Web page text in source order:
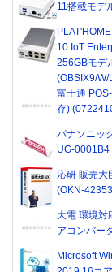
11搭載モデ
10 IoT
256GBモデ
(OBSIX9/
富士通
存)
パナソニッ
UG-
応研 販売大
(OKN-
大電 環境対
アコンバー
Microsoft